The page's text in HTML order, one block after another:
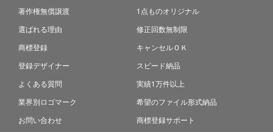
著作権無償譲渡
選ばれる理由
商標登録
登録デザイナー
よくある質問
業界別ロゴマーク
お問い合わせ
1点ものオリジナル
修正回数無制限
キャンセルＯＫ
スピード納品
実績1万件以上
希望のファイル形式納品
商標登録サポート